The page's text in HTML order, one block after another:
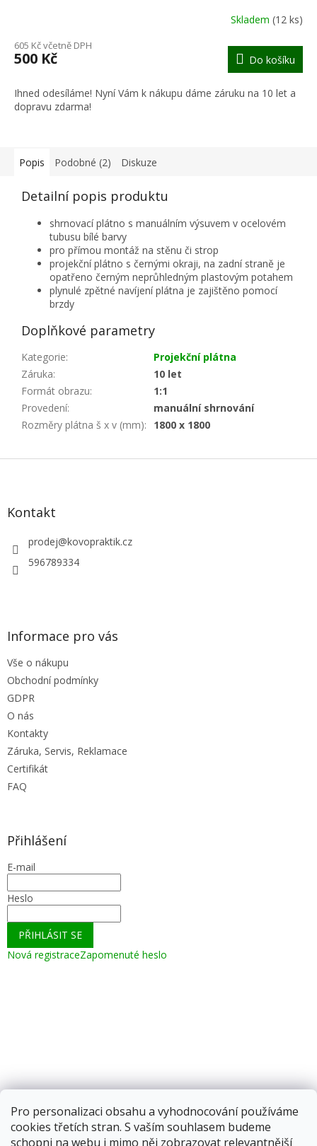
Pro personalizaci obsahu a vyhodnocování používáme
cookies třetích stran. S vaším souhlasem budeme
schopni na webu i mimo něj zobrazovat relevantnější
R
M
A
Skladem (12 ks)
605 Kč včetně DPH
500 Kč Do košíku
Ihned odesíláme! Nyní Vám k nákupu dáme záruku na 10 let a
dopravu zdarma!
Popis Podobné (2) Diskuze
Detailní popis produktu
shrnovací plátno s manuálním výsuvem v ocelovém
tubusu bílé barvy
pro přímou montáž na stěnu či strop
projekční plátno s černými okraji, na zadní straně je
opatřeno černým neprůhledným plastovým potahem
plynulé zpětné navíjení plátna je zajištěno pomocí
brzdy
Doplňkové parametry
Kategorie:
Projekční plátna
Záruka:
10 let
Formát obrazu:
1:1
Provedení:
manuální shrnování
Rozměry plátna š x v (mm): 1800 x 1800
Z
Kontakt
prodej@kovopraktik.cz
596789334
Informace pro vás
Vše o nákupu
Obchodní podmínky
GDPR
O nás
Kontakty
Záruka, Servis, Reklamace
Certifikát
FAQ
Přihlášení
E-mail
Heslo
PŘIHLÁSIT SE
Nová registraceZapomenuté heslo